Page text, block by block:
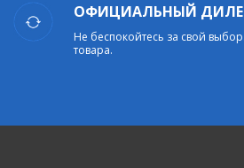
ОФИЦИАЛЬНЫЙ
Не беспокойтесь за свой
товара.